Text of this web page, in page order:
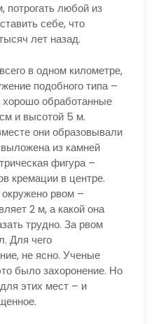
потрогать любой из
себе, что
лет назад.
в одном километре,
подобного типа –
обработанные
и высотой 5 м.
они образовывали
из камней
фигура –
кремации в центре.
рвом –
2 м, а какой она
трудно. За рвом
Для чего
не ясно. Ученые
было захоронение. Но
этих мест – и